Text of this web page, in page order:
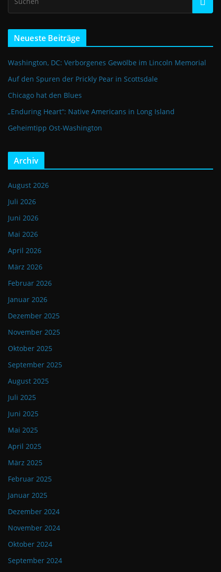
Neueste Beiträge
Washington, DC: Verborgenes Gewölbe im Lincoln Memorial
Auf den Spuren der Prickly Pear in Scottsdale
Chicago hat den Blues
„Enduring Heart“: Native Americans in Long Island
Geheimtipp Ost-Washington
Archiv
August 2026
Juli 2026
Juni 2026
Mai 2026
April 2026
März 2026
Februar 2026
Januar 2026
Dezember 2025
November 2025
Oktober 2025
September 2025
August 2025
Juli 2025
Juni 2025
Mai 2025
April 2025
März 2025
Februar 2025
Januar 2025
Dezember 2024
November 2024
Oktober 2024
September 2024